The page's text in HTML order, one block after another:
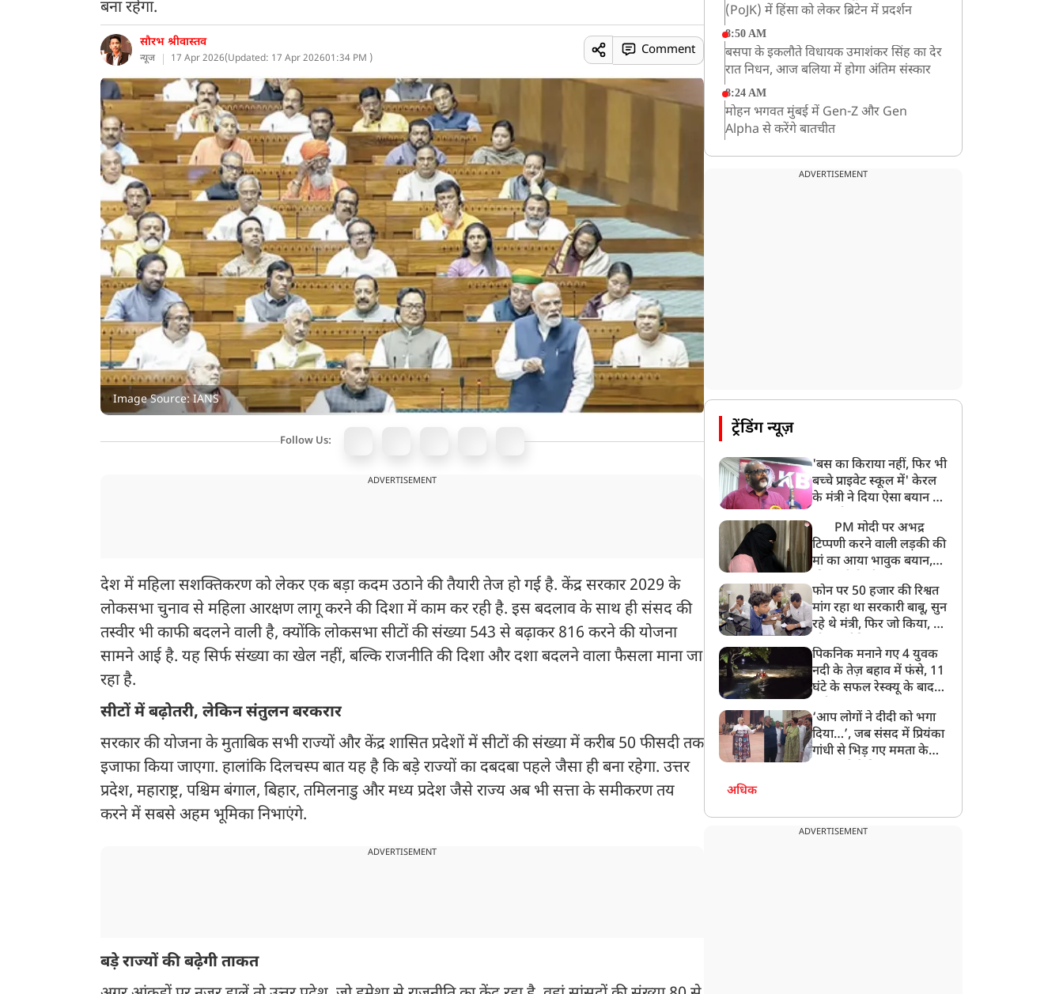
बना रहेगा.
सौरभ श्रीवास्तव
न्यूज 17 Apr 2026(Updated: 17 Apr 202601:34 PM )
Comment
Image Source: IANS
Follow Us:
ADVERTISEMENT
देश में महिला सशक्तिकरण को लेकर एक बड़ा कदम उठाने की तैयारी तेज हो गई है. केंद्र सरकार 2029 के
लोकसभा चुनाव से महिला आरक्षण लागू करने की दिशा में काम कर रही है. इस बदलाव के साथ ही संसद की
तस्वीर भी काफी बदलने वाली है, क्योंकि लोकसभा सीटों की संख्या 543 से बढ़ाकर 816 करने की योजना
सामने आई है. यह सिर्फ संख्या का खेल नहीं, बल्कि राजनीति की दिशा और दशा बदलने वाला फैसला माना जा
रहा है.
सीटों में बढ़ोतरी, लेकिन संतुलन बरकरार
सरकार की योजना के मुताबिक सभी राज्यों और केंद्र शासित प्रदेशों में सीटों की संख्या में करीब 50 फीसदी तक
इजाफा किया जाएगा. हालांकि दिलचस्प बात यह है कि बड़े राज्यों का दबदबा पहले जैसा ही बना रहेगा. उत्तर
प्रदेश, महाराष्ट्र, पश्चिम बंगाल, बिहार, तमिलनाडु और मध्य प्रदेश जैसे राज्य अब भी सत्ता के समीकरण तय
करने में सबसे अहम भूमिका निभाएंगे.
ADVERTISEMENT
बड़े राज्यों की बढ़ेगी ताकत
(PoJK) में हिंसा को लेकर ब्रिटेन में प्रदर्शन
8:50 AM
बसपा के इकलौते विधायक उमाशंकर सिंह का देर
रात निधन, आज बलिया में होगा अंतिम संस्कार
8:24 AM
मोहन भगवत मुंबई में Gen-Z और Gen
Alpha से करेंगे बातचीत
ADVERTISEMENT
ट्रेंडिंग न्यूज़
'बस का किराया नहीं, फिर भी
बच्चे प्राइवेट स्कूल में' केरल
के मंत्री ने दिया ऐसा बयान की
PM मोदी पर अभद्र
टिप्पणी करने वाली लड़की की
मां का आया भावुक बयान,
बेटी को गोद लें प्रधानमंत्री
फोन पर 50 हजार की रिश्वत
मांग रहा था सरकारी बाबू, सुन
रहे थे मंत्री, फिर जो किया, वो
पिकनिक मनाने गए 4 युवक
नदी के तेज़ बहाव में फंसे, 11
घंटे के सफल रेस्क्यू के बाद
‘आप लोगों ने दीदी को भगा
दिया…’, जब संसद में प्रियंका
गांधी से भिड़ गए ममता के
अधिक
ADVERTISEMENT